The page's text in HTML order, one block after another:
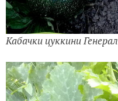
Кабачки цуккини Генерал